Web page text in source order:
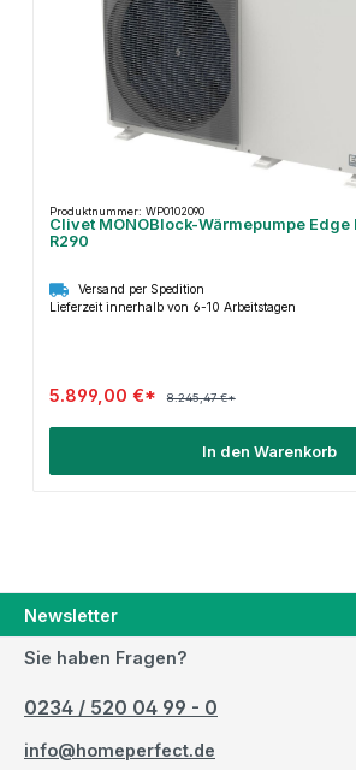
Produktnummer: WP0102090
Clivet MONOBlock-Wärmepumpe Edge
R290
Versand per Spedition
Lieferzeit innerhalb von 6-10 Arbeitstagen
5.899,00 €* 8.245,47 €*
In den Warenkorb
Newsletter
Sie haben Fragen?
0234 / 520 04 99 - 0
info@homeperfect.de